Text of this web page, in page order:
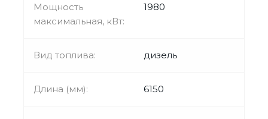
Мощность
максимальная, кВт:
1980
Вид топлива: дизель
Длина (мм): 6150